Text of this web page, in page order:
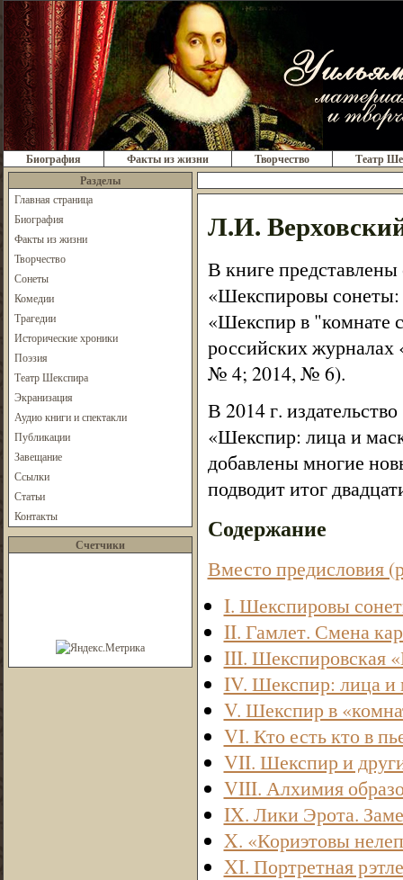
Биография Факты из жизни Творчество
Театр
Разделы
Главная страница
Биография
Факты из жизни
Творчество
Сонеты
Комедии
Трагедии
Исторические хроники
Поэзия
Театр Шекспира
Экранизация
Аудио книги и спектакли
Публикации
Завещание
Ссылки
Статьи
Контакты
Счетчики
Л.И.
В книге
«Шекспировы сонеты:
«Шекспир в "комнате
российских
№ 4; 2014, № 6).
В 2014 г.
«Шекспир: лица и
добавлены многие
подводит итог
Содержание
Вместо предисловия
I. Шекспировы
II. Гамлет. Смена
III. Шекспировская
IV. Шекспир: лица и
V. Шекспир в
VI. Кто есть кто в
VII. Шекспир и
VIII. Алхимия
IX. Лики Эрота.
X. «Кориэтовы
XI. Портретная